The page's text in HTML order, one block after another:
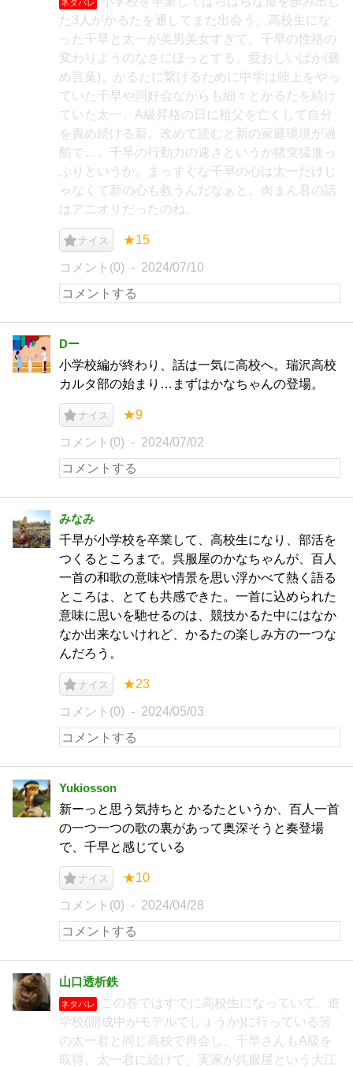
ネタバレ
た3人がかるたを通してまた出会う。高校生にな
った千早と太一が美男美女すぎて。千早の性格の
変わりようのなさにほっとする。愛おしいばか(褒
め言葉)。かるたに繋げるために中学は陸上をやっ
ていた千早や同好会ながらも細々とかるたを続け
ていた太一。A級昇格の日に祖父を亡くして自分
を責め続ける新。改めて読むと新の家庭環境が過
酷で…。千早の行動力の速さというか猪突猛進っ
ぷりというか。まっすぐな千早の心は太一だけじ
ゃなくて新の心も救うんだなぁと。肉まん君の話
はアニオリだったのね。
ナイス ★15
コメント(0) 2024/07/10
Dー
小学校編が終わり、話は一気に高校へ。瑞沢高校
カルタ部の始まり…まずはかなちゃんの登場。
ナイス ★9
コメント(0) 2024/07/02
みなみ
千早が小学校を卒業して、高校生になり、部活を
つくるところまで。呉服屋のかなちゃんが、百人
一首の和歌の意味や情景を思い浮かべて熱く語る
ところは、とても共感できた。一首に込められた
意味に思いを馳せるのは、競技かるた中にはなか
なか出来ないけれど、かるたの楽しみ方の一つな
んだろう。
ナイス ★23
コメント(0) 2024/05/03
Yukiosson
新ーっと思う気持ちと かるたというか、百人一首
の一つ一つの歌の裏があって奥深そうと奏登場
で、千早と感じている
ナイス ★10
コメント(0) 2024/04/28
山口透析鉄
ネタバレ
この巻ではすでに高校生になっていて、進
学校(開成中がモデルでしょうか)に行っている筈
の太一君と同じ高校で再会し、千早さんもA級を
取得。太一君に続けて、実家が呉服屋という大江